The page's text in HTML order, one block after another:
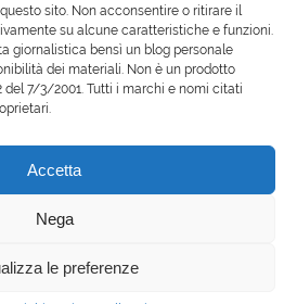
sito. Non acconsentire o ritirare il
su alcune caratteristiche e funzioni.
giornalistica bensì un blog personale
dei materiali. Non è un prodotto
del 7/3/2001. Tutti i marchi e nomi citati
Accetta
Nega
le preferenze